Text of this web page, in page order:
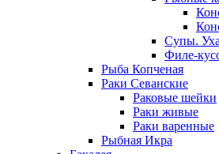
Супы.
Филе-
Рыба Копченая
Раки Севанские
Раковые шейки
Раки живые
Раки варенные
Рыбная Икра